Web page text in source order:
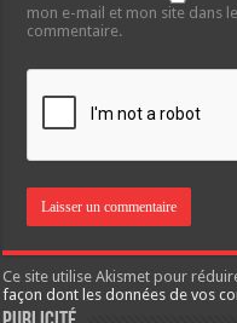
mon e-mail et mon site dans
commentaire.
Ce site utilise Akismet pour
façon dont les données de vos